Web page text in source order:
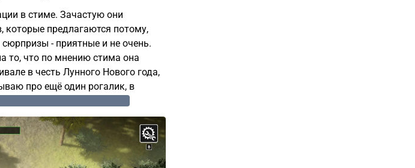
в стиме. Зачастую они
которые предлагаются потому,
- приятные и не очень.
то, что по мнению стима она
в честь Лунного Нового года,
про ещё один рогалик, в
радномность жанра по...